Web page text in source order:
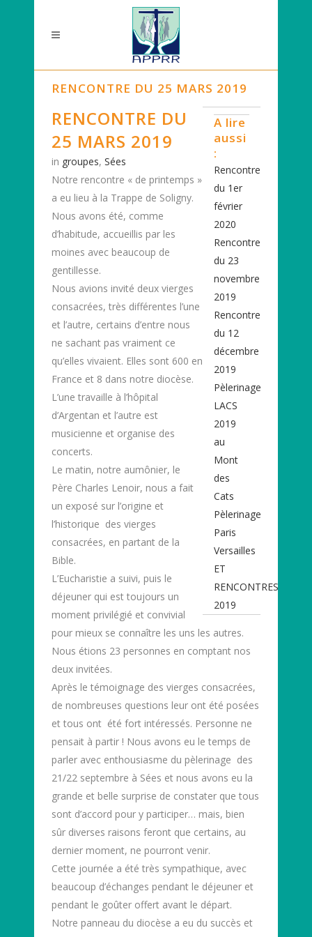
RENCONTRE DU 25 MARS 2019
A lire
aussi
:
Rencontre
du 1er
février
2020
Rencontre
du 23
novembre
2019
Rencontre
du 12
décembre
2019
Pèlerinage
LACS
2019
au
Mont
des
Cats
Pèlerinage
Paris
Versailles
ET
RENCONTRES
2019
RENCONTRE DU
25 MARS 2019
in groupes, Sées
Notre rencontre « de printemps »
a eu lieu à la Trappe de Soligny.
Nous avons été, comme
d’habitude, accueillis par les
moines avec beaucoup de
gentillesse.
Nous avions invité deux vierges
consacrées, très différentes l’une
et l’autre, certains d’entre nous
ne sachant pas vraiment ce
qu’elles vivaient. Elles sont 600 en
France et 8 dans notre diocèse.
L’une travaille à l’hôpital
d’Argentan et l’autre est
musicienne et organise des
concerts.
Le matin, notre aumônier, le
Père Charles Lenoir, nous a fait
un exposé sur l’origine et
l’historique des vierges
consacrées, en partant de la
Bible.
L’Eucharistie a suivi, puis le
déjeuner qui est toujours un
moment privilégié et convivial
pour mieux se connaître les uns les autres.
Nous étions 23 personnes en comptant nos
deux invitées.
Après le témoignage des vierges consacrées,
de nombreuses questions leur ont été posées
et tous ont été fort intéressés. Personne ne
pensait à partir ! Nous avons eu le temps de
parler avec enthousiasme du pèlerinage des
21/22 septembre à Sées et nous avons eu la
grande et belle surprise de constater que tous
sont d’accord pour y participer… mais, bien
sûr diverses raisons feront que certains, au
dernier moment, ne pourront venir.
Cette journée a été très sympathique, avec
beaucoup d’échanges pendant le déjeuner et
pendant le goûter offert avant le départ.
Notre panneau du diocèse a eu du succès et